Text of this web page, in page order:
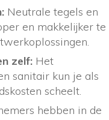
Neutrale tegels en
en makkelijker te
zelf: Het
sanitair kun je als
scheelt.
hebben in de